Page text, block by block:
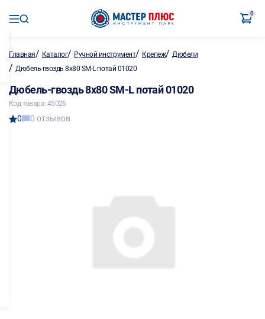
0
Главная/ Каталог/ Ручной инструмент/ Крепеж/Дюбели
/ Дюбель-гвоздь 8х80 SM-L потай 01020
Дюбель-гвоздь 8х80 SM-L потай 01020
Код товара: 45026
0 0 отзывов